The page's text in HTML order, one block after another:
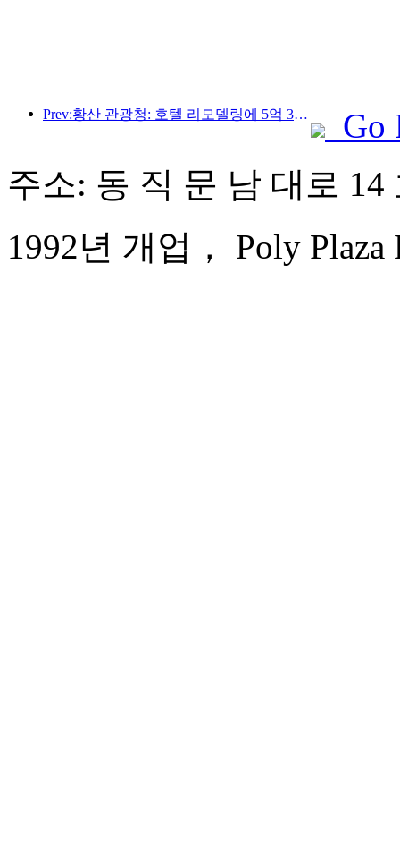
Prev:황산 관광청: 호텔 리모델링에 5억 3천만 위안 투자 계획
Go
주소: 동 직 문 남 대로
1992년 개업， Poly